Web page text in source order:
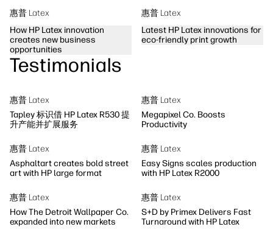
惠普 Latex
How HP Latex innovation
creates new business
opportunities
惠普 Latex
Latest HP Latex innovations for
eco-friendly print growth
Testimonials
惠普 Latex
Tapley 标识借 HP Latex R530 提
升产能并扩展服务
惠普 Latex
Megapixel Co. Boosts
Productivity
惠普 Latex
Asphaltart creates bold street
art with HP large format
惠普 Latex
Easy Signs scales production
with HP Latex R2000
惠普 Latex
How The Detroit Wallpaper Co.
expanded into new markets
惠普 Latex
S+D by Primex Delivers Fast
Turnaround with HP Latex